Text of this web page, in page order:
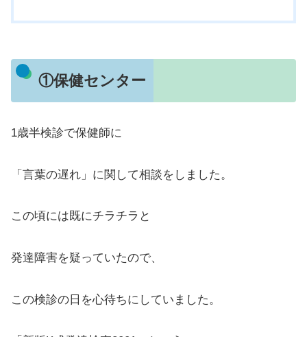
①保健センター
1歳半検診で保健師に
「言葉の遅れ」に関して相談をしました。
この頃には既にチラチラと
発達障害を疑っていたので、
この検診の日を心待ちにしていました。